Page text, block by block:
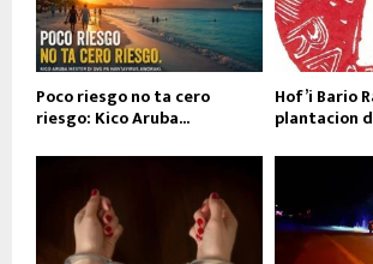
Poco riesgo no ta cero
riesgo: Kico Aruba...
Hof’i Bario
plantacion